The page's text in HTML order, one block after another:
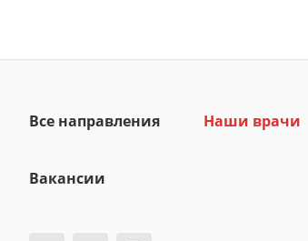
Все направления Наши врачи
Вакансии